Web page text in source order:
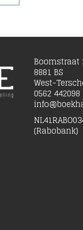
Boomstraat
8881 BS
West-
0562 442098
(Rabobank)